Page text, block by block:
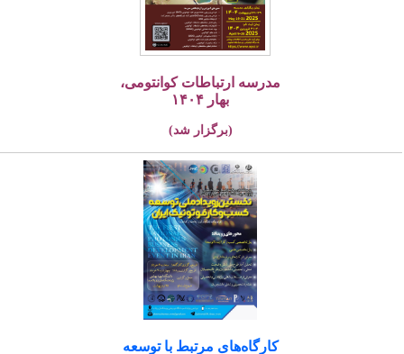
مدرسه ارتباطات کوانتومی،
بهار ۱۴۰۴
(برگزار شد)
کارگاه‌های مرتبط با توسعه